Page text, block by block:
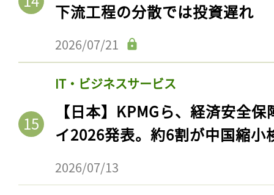
下流工程の分散では投資遅れ
2026/07/21
IT・ビジネスサービス
【日本】KPMGら、経済安全
イ2026発表。約6割が中国縮小
2026/07/13
記事をお気に入りに
ログインが必